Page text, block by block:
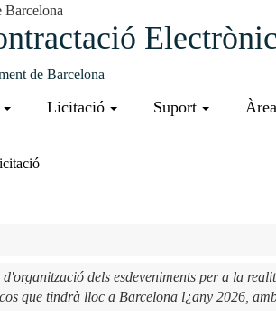
de Barcelona
Licitació Suport
dels esdeveniments per a la
que tindrà lloc a Barcelona l¿any 2026,